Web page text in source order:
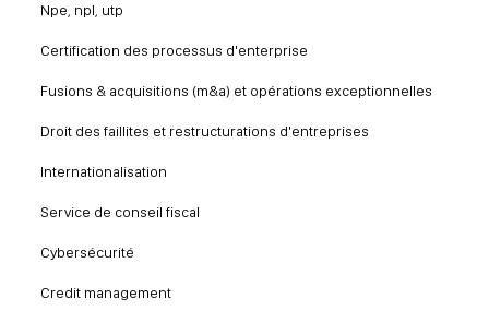
Npe, npl, utp
Certification des processus d'enterprise
Fusions & acquisitions (m&a) et opérations exceptionnelles
Droit des faillites et restructurations d'entreprises
Internationalisation
Service de conseil fiscal
Cybersécurité
Credit management